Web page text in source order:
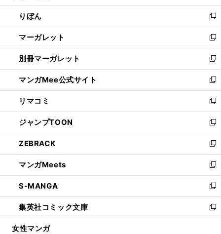
開
く
ウ
で
開
く
ン
ド
ウ
で
開
く
ウ
ィ
ン
ド
ウ
で
開
く
りぼん
新
し
い
ウ
ィ
ン
ド
ウ
で
開
く
マーガレット
新
し
い
ウ
ィ
ン
ド
ウ
で
開
く
別冊マーガレット
新
し
い
ウ
ィ
ン
ド
ウ
で
開
く
マンガMee公式サイト
新
し
い
ウ
ィ
ン
ド
ウ
で
開
く
リマコミ
新
し
い
ウ
ィ
ン
ド
ウ
で
開
く
ジャンプTOON
新
し
い
ウ
ィ
ン
ド
ウ
で
開
ZEBRACK
新
し
い
ウ
ィ
ン
ド
ウ
マンガMeets
新
し
い
ウ
ィ
ン
S-MANGA
新
し
い
ウ
集英社コミック文庫
新
し
女性マンガ